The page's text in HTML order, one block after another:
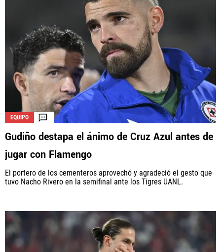
EQUIPO
Gudiño destapa el ánimo de Cruz Azul antes de
jugar con Flamengo
El portero de los cementeros aprovechó y agradeció el gesto que
tuvo Nacho Rivero en la semifinal ante los Tigres UANL.